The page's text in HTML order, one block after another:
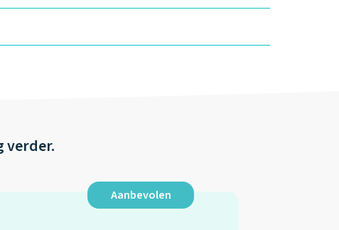
verder.
Aanbevolen